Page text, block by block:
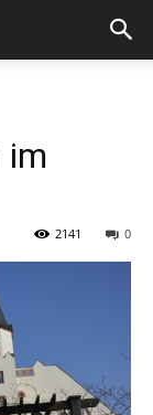
im
0
2141